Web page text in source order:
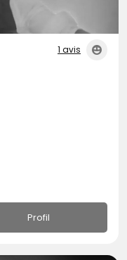
1 avis
Profil